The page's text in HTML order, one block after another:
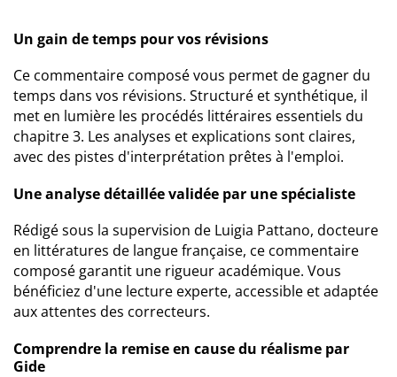
Un gain de temps pour vos révisions
Ce commentaire composé vous permet de gagner du
temps dans vos révisions. Structuré et synthétique, il
met en lumière les procédés littéraires essentiels du
chapitre 3. Les analyses et explications sont claires,
avec des pistes d'interprétation prêtes à l'emploi.
Une analyse détaillée validée par une spécialiste
Rédigé sous la supervision de Luigia Pattano, docteure
en littératures de langue française, ce commentaire
composé garantit une rigueur académique. Vous
bénéficiez d'une lecture experte, accessible et adaptée
aux attentes des correcteurs.
Comprendre la remise en cause du réalisme par
Gide